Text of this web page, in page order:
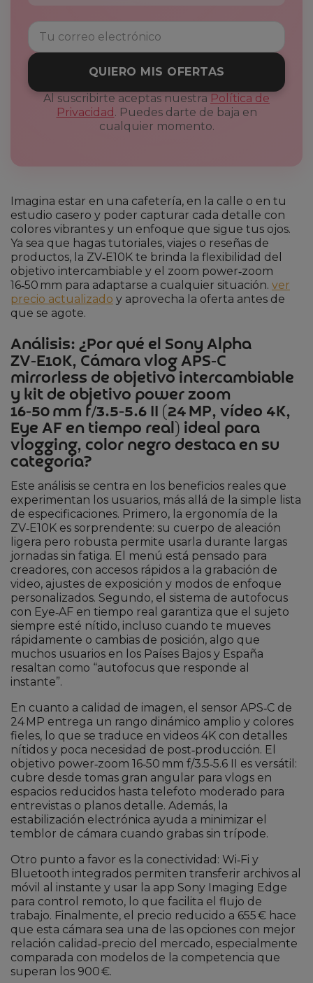
QUIERO MIS OFERTAS
Al suscribirte aceptas nuestra Política de
Privacidad . Puedes darte de baja en
cualquier momento.
Imagina estar en una cafetería, en la calle o en tu
estudio casero y poder capturar cada detalle con
colores vibrantes y un enfoque que sigue tus ojos.
Ya sea que hagas tutoriales, viajes o reseñas de
productos, la ZV‑E10K te brinda la flexibilidad del
objetivo intercambiable y el zoom power‑zoom
16‑50 mm para adaptarse a cualquier situación. ver
precio actualizado y aprovecha la oferta antes de
que se agote.
Análisis: ¿Por qué el Sony Alpha
ZV‑E10K, Cámara vlog APS‑C
mirrorless de objetivo intercambiable
y kit de objetivo power zoom
16‑50 mm f/3.5‑5.6 II (24 MP, vídeo 4K,
Eye AF en tiempo real) ideal para
vlogging, color negro destaca en su
categoría?
Este análisis se centra en los beneficios reales que
experimentan los usuarios, más allá de la simple lista
de especificaciones. Primero, la ergonomía de la
ZV‑E10K es sorprendente: su cuerpo de aleación
ligera pero robusta permite usarla durante largas
jornadas sin fatiga. El menú está pensado para
creadores, con accesos rápidos a la grabación de
video, ajustes de exposición y modos de enfoque
personalizados. Segundo, el sistema de autofocus
con Eye‑AF en tiempo real garantiza que el sujeto
siempre esté nítido, incluso cuando te mueves
rápidamente o cambias de posición, algo que
muchos usuarios en los Países Bajos y España
resaltan como “autofocus que responde al
instante”.
En cuanto a calidad de imagen, el sensor APS‑C de
24 MP entrega un rango dinámico amplio y colores
fieles, lo que se traduce en videos 4K con detalles
nítidos y poca necesidad de post‑producción. El
objetivo power‑zoom 16‑50 mm f/3.5‑5.6 II es versátil:
cubre desde tomas gran angular para vlogs en
espacios reducidos hasta telefoto moderado para
entrevistas o planos detalle. Además, la
estabilización electrónica ayuda a minimizar el
temblor de cámara cuando grabas sin trípode.
Otro punto a favor es la conectividad: Wi‑Fi y
Bluetooth integrados permiten transferir archivos al
móvil al instante y usar la app Sony Imaging Edge
para control remoto, lo que facilita el flujo de
trabajo. Finalmente, el precio reducido a 655 € hace
que esta cámara sea una de las opciones con mejor
relación calidad‑precio del mercado, especialmente
comparada con modelos de la competencia que
superan los 900 €.